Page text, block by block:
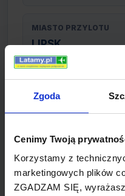
Zgoda
Cenimy Twoją
Korzystamy z
marketingowych plików
ZGADZAM SIĘ,
MIASTO PRZYLOTU
LIPSK
TYP POŁĄCZENIA
bezpośrednie
REZERWACJA
online lub
PŁATNOŚĆ